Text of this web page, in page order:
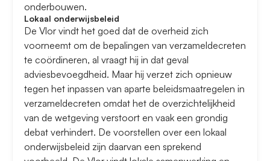
onderbouwen.
Lokaal onderwijsbeleid
De Vlor vindt het goed dat de overheid zich
voorneemt om de bepalingen van verzameldecreten
te coördineren, al vraagt hij in dat geval
adviesbevoegdheid. Maar hij verzet zich opnieuw
tegen het inpassen van aparte beleidsmaatregelen in
verzameldecreten omdat het de overzichtelijkheid
van de wetgeving verstoort en vaak een grondig
debat verhindert. De voorstellen over een lokaal
onderwijsbeleid zijn daarvan een sprekend